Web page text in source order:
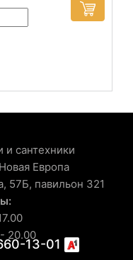
и сантехники
Европа
57Б, павильон 321
20.00
13-01